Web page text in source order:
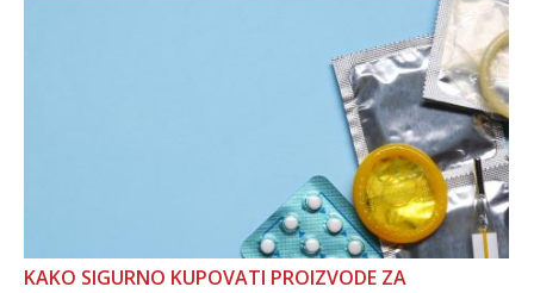
KAKO SIGURNO KUPOVATI PROIZVODE ZA